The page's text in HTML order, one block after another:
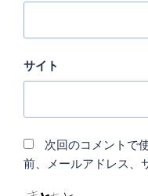
サイト
次回のコメントで
前、メールアドレス、